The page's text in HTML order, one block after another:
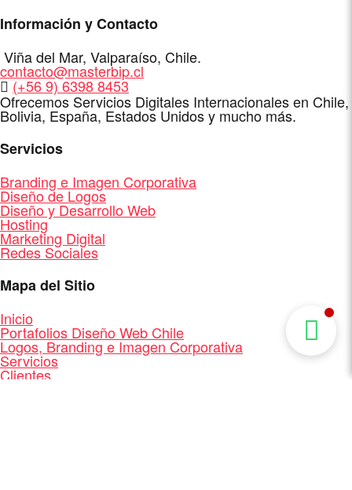
Información y Contacto
Dirección
Viña del Mar, Valparaíso, Chile.
E-
Mail
contacto@masterbip.cl
WhatsApp
(+56 9) 6398 8453
Ofrecemos Servicios Digitales Internacionales en Chile,
Bolivia, España, Estados Unidos y mucho más.
Servicios
Branding e Imagen Corporativa
Diseño de Logos
Diseño y Desarrollo Web
Hosting
Marketing Digital
Redes Sociales
Mapa del Sitio
Inicio
Portafolios Diseño Web Chile
Logos, Branding e Imagen Corporativa
Servicios
Clientes